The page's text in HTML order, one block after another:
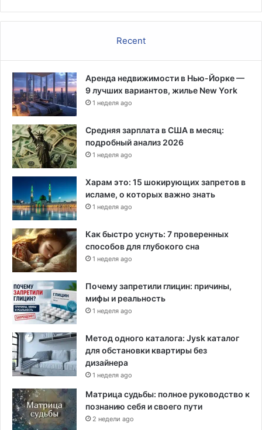
о
т
в
е
т
с
т
в
у
е
т
ц
е
л
я
Б
й
д
н
а
Recent
Аренда недвижимости в Нью-Йорке —
9 лучших вариантов, жилье New York
1 неделя ago
Средняя зарплата в США в месяц:
подробный анализ 2026
1 неделя ago
Харам это: 15 шокирующих запретов в
исламе, о которых важно знать
1 неделя ago
Как быстро уснуть: 7 проверенных
способов для глубокого сна
1 неделя ago
Почему запретили глицин: причины,
мифы и реальность
1 неделя ago
Метод одного каталога: Jysk каталог
для обстановки квартиры без
дизайнера
1 неделя ago
Матрица судьбы: полное руководство к
познанию себя и своего пути
2 недели ago